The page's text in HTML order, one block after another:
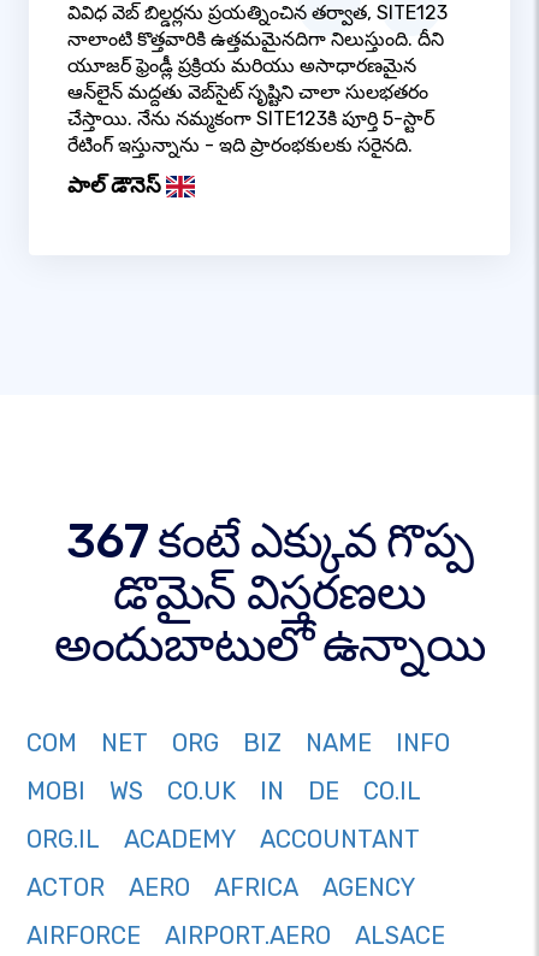
వివిధ వెబ్ బిల్డర్లను ప్రయత్నించిన తర్వాత, SITE123
నాలాంటి కొత్తవారికి ఉత్తమమైనదిగా నిలుస్తుంది. దీని
యూజర్ ఫ్రెండ్లీ ప్రక్రియ మరియు అసాధారణమైన
ఆన్‌లైన్ మద్దతు వెబ్‌సైట్ సృష్టిని చాలా సులభతరం
చేస్తాయి. నేను నమ్మకంగా SITE123కి పూర్తి 5-స్టార్
రేటింగ్ ఇస్తున్నాను - ఇది ప్రారంభకులకు సరైనది.
పాల్ డౌనెస్
367 కంటే ఎక్కువ గొప్ప
డొమైన్ విస్తరణలు
అందుబాటులో ఉన్నాయి
COM NET ORG BIZ NAME
INFO
MOBI
WS CO.UK IN DE
CO.IL
ORG.IL
ACADEMY
ACCOUNTANT
ACTOR
AERO AFRICA
AGENCY
AIRFORCE
AIRPORT.AERO
ALSACE